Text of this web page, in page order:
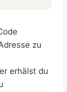
zu
erhälst du